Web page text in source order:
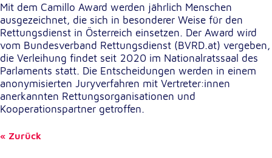
Mit dem Camillo Award werden jährlich Menschen
ausgezeichnet, die sich in besonderer Weise für den
Rettungsdienst in Österreich einsetzen. Der Award wird
vom Bundesverband Rettungsdienst (BVRD.at) vergeben,
die Verleihung findet seit 2020 im Nationalratssaal des
Parlaments statt. Die Entscheidungen werden in einem
anonymisierten Juryverfahren mit Vertreter:innen
anerkannten Rettungsorganisationen und
Kooperationspartner getroffen.
Zurück